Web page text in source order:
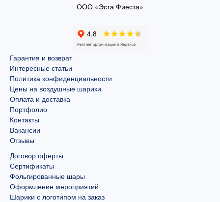
ООО «Эста Фиеста»
Гарантия и возврат
Интересные статьи
Политика конфиденциальности
Цены на воздушные шарики
Оплата и доставка
Портфолио
Контакты
Вакансии
Отзывы
Договор оферты
Сертификаты
Фольгированные шары
Оформление мероприятий
Шарики с логотипом на заказ